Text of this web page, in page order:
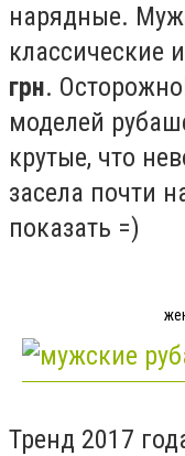
нарядные.
классические
грн.
моделей
крутые, что
засела почти
показать =)
Тренд 2017